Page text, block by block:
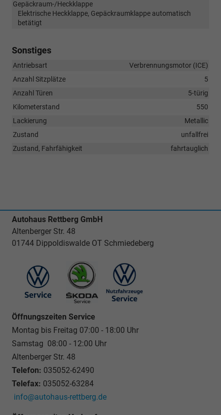
Gepäckraum-/Heckklappe
Elektrische Heckklappe, Gepäckraumklappe automatisch
betätigt
Sonstiges
Antriebsart
Verbrennungsmotor (ICE)
Anzahl Sitzplätze
5
Anzahl Türen
5-türig
Kilometerstand
550
Lackierung
Metallic
Zustand
unfallfrei
Zustand, Fahrfähigkeit
fahrtauglich
Autohaus Rettberg GmbH
Altenberger Str. 48
01744 Dippoldiswalde OT Schmiedeberg
Öffnungszeiten Service
Montag bis Freitag 07:00 - 18:00 Uhr
Samstag 08:00 - 12:00 Uhr
Altenberger Str. 48
Telefon: 035052-62490
Telefax: 035052-63284
info@autohaus-rettberg.de